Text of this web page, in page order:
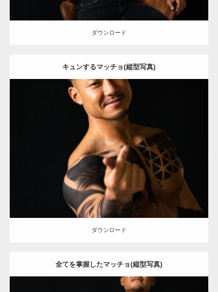
ダウンロード
キュンするマッチョ(縦型写真)
Update: 2021.12.21
アートなマッチョ オレンジの人 TOSHI(大胸筋)
ダウンロード
ダウンロード
全てを掌握したマッチョ(縦型写真)